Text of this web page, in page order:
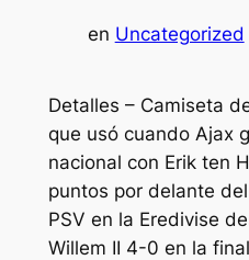
en Uncategorized
Detalles – Camiseta
que usó cuando Ajax
nacional con Erik ten
puntos por delante
PSV en la Eredivise
Willem II 4-0 en la